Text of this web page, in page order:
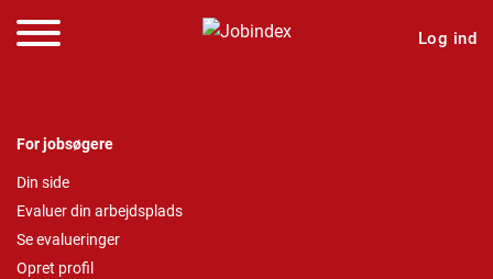
Log ind
For jobsøgere
Din side
Evaluer din arbejdsplads
Se evalueringer
Opret profil